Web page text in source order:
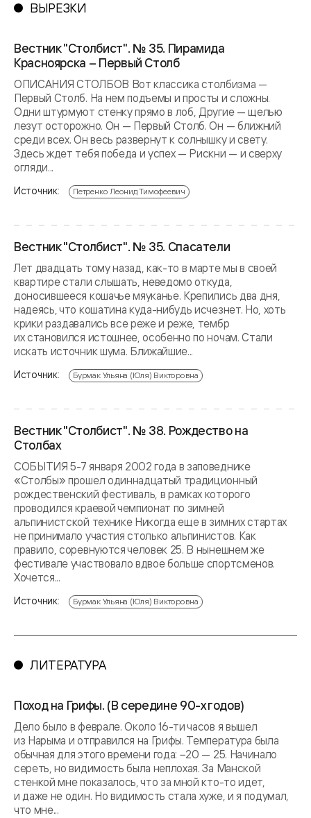
ВЫРЕЗКИ
Вестник "Столбист". № 35. Пирамида
Красноярска – Первый Столб
ОПИСАНИЯ СТОЛБОВ Вот классика столбизма —
Первый Столб. На нем подъемы и просты и сложны.
Одни штурмуют стенку прямо в лоб, Другие — щелью
лезут осторожно. Он — Первый Столб. Он — ближний
среди всех. Он весь развернут к солнышку и свету.
Здесь ждет тебя победа и успех — Рискни — и сверху
огляди...
Источник: Петренко Леонид Тимофеевич
Вестник "Столбист". № 35. Спасатели
Лет двадцать тому назад, как-то в марте мы в своей
квартире стали слышать, неведомо откуда,
доносившееся кошачье мяуканье. Крепились два дня,
надеясь, что кошатина куда-нибудь исчезнет. Но, хоть
крики раздавались все реже и реже, тембр
их становился истошнее, особенно по ночам. Стали
искать источник шума. Ближайшие...
Источник: Бурмак Ульяна (Юля) Викторовна
Вестник "Столбист". № 38. Рождество на
Столбах
СОБЫТИЯ 5-7 января 2002 года в заповеднике
«Столбы» прошел одиннадцатый традиционный
рождественский фестиваль, в рамках которого
проводился краевой чемпионат по зимней
альпинистской технике Никогда еще в зимних стартах
не принимало участия столько альпинистов. Как
правило, соревнуются человек 25. В нынешнем же
фестивале участвовало вдвое больше спортсменов.
Хочется...
Источник: Бурмак Ульяна (Юля) Викторовна
ЛИТЕРАТУРА
Поход на Грифы. (В середине 90-х годов)
Дело было в феврале. Около 16-ти часов я вышел
из Нарыма и отправился на Грифы. Температура была
обычная для этого времени года: −20 — 25. Начинало
сереть, но видимость была неплохая. За Манской
стенкой мне показалось, что за мной кто-то идет,
и даже не один. Но видимость стала хуже, и я подумал,
что мне...